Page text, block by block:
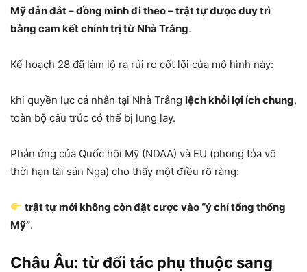
Mỹ dẫn dắt – đồng minh đi theo – trật tự được duy trì
bằng cam kết chính trị từ Nhà Trắng.
Kế hoạch 28 đã làm lộ ra rủi ro cốt lõi của mô hình này:
khi quyền lực cá nhân tại Nhà Trắng lệch khỏi lợi ích chung,
toàn bộ cấu trúc có thể bị lung lay.
Phản ứng của Quốc hội Mỹ (NDAA) và EU (phong tỏa vô
thời hạn tài sản Nga) cho thấy một điều rõ ràng:
trật tự mới không còn đặt cược vào “ý chí tổng thống
Mỹ”.
Châu Âu: từ đối tác phụ thuộc sang